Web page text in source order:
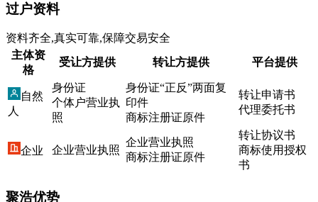
过户资料
资料齐全,真实可靠,保障交易安全
主体资
格
受让方提供 转让方提供 平台提供
自然
人
身份证
个体户营业执
照
身份证“正反”两面复
印件
商标注册证原件
转让申请书
代理委托书
企业 企业营业执照
企业营业执照
商标注册证原件
转让协议书
商标使用授权
书
聚浩优势